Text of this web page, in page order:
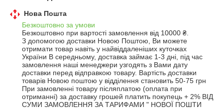
Нова Пошта
Безкоштовно за умови
Безкоштовно при вартості замовлення від 10000 ₴.
З допомогою доставки Новою Поштою, Ви можете
отримати товар навіть у найвіддаленіших куточках
України В середньому, доставка займає 1-3 дні, під час
замовлення наші менеджери узгодять з Вами дату
доставки перед відправкою товару. Вартість доставки
товарів Новою поштою у відділення становить 50-75 грн
При замовленні товару післяплатою (оплата при
отриманні) за доставку грошей платить покупець + 2% ВІД
СУМИ ЗАМОВЛЕННЯ ЗА ТАРИФАМИ " НОВОЇ ПОШТИ